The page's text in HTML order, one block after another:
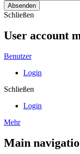
Absenden
Schließen
User account
Benutzer
Login
Schließen
Login
Mehr
Main